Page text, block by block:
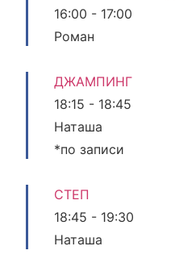
16:00 - 17:00
Роман
ДЖАМПИНГ
18:15 - 18:45
Наташа
*по записи
СТЕП
18:45 - 19:30
Наташа